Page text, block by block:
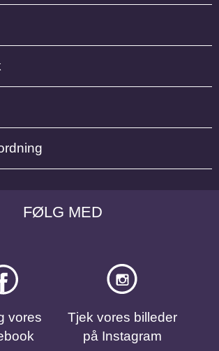
FØLG MED
vores
Tjek vores billeder
på Instagram